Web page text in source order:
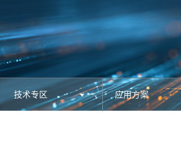
技术专区 应用方案